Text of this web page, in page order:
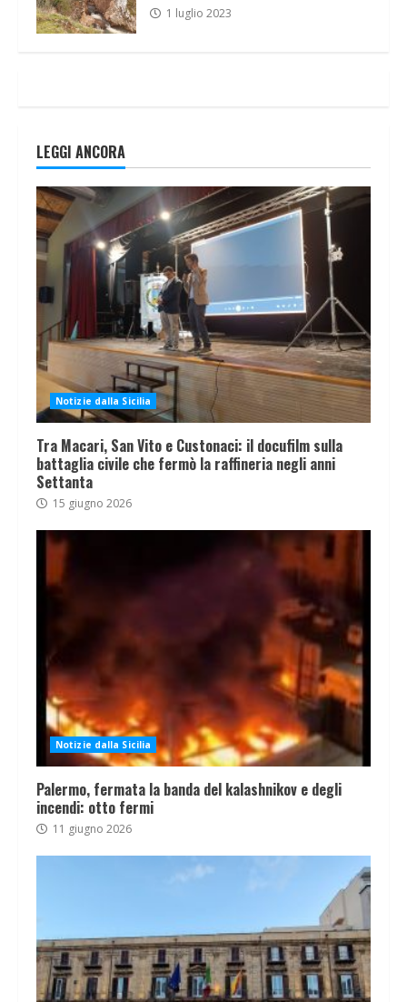
1 luglio 2023
LEGGI ANCORA
Notizie dalla Sicilia
Tra Macari, San Vito e Custonaci: il docufilm sulla
battaglia civile che fermò la raffineria negli anni
Settanta
15 giugno 2026
Notizie dalla Sicilia
Palermo, fermata la banda del kalashnikov e degli
incendi: otto fermi
11 giugno 2026